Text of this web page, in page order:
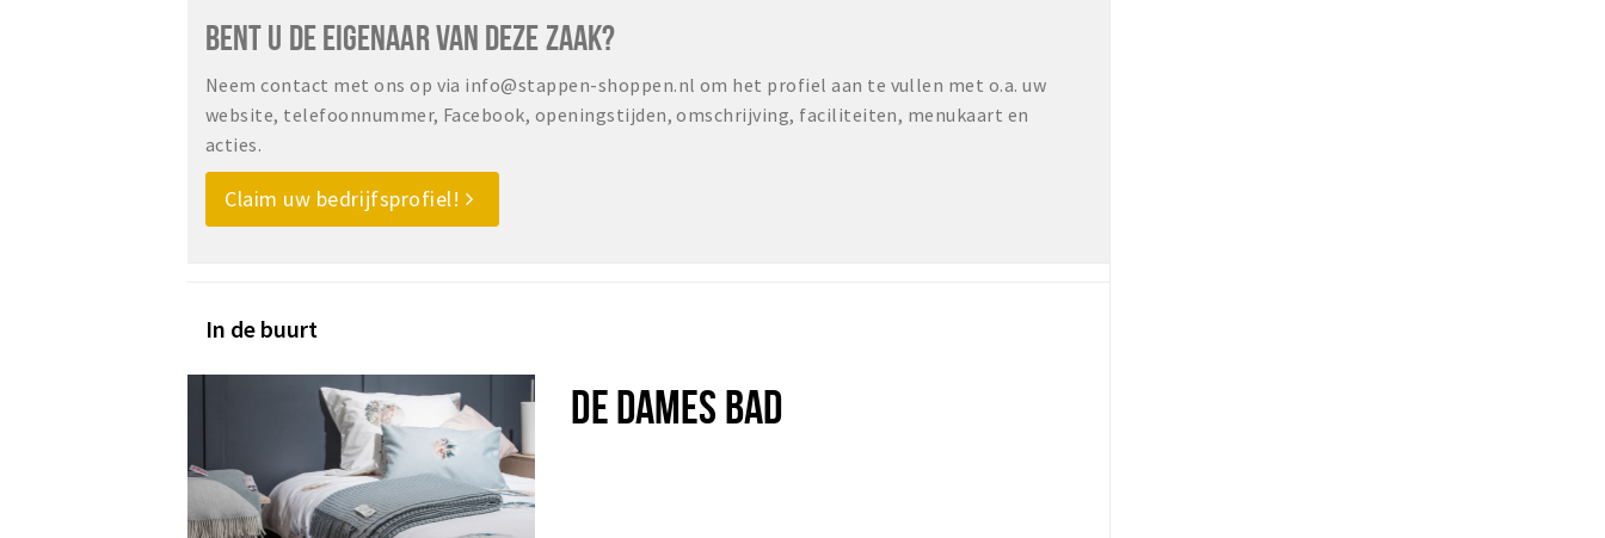
BENT U DE EIGENAAR VAN DEZE ZAAK?
Neem contact met ons op via info@stappen-shoppen.nl om het profiel aan te vullen met o.a. uw
website, telefoonnummer, Facebook, openingstijden, omschrijving, faciliteiten, menukaart en
acties.
Claim uw bedrijfsprofiel!
In de buurt
DE DAMES BAD